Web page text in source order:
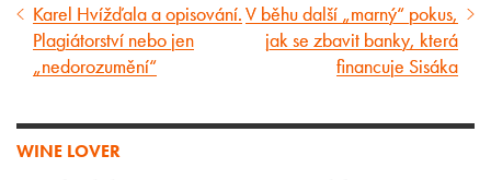
Předcházející
článek
Karel Hvížďala a opisování.
Plagiátorství nebo jen
„nedorozumění“
Následující
článek
V běhu další „marný“ pokus,
jak se zbavit banky, která
financuje Sisáka
WINE LOVER